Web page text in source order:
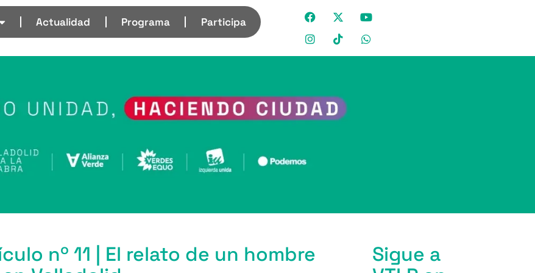
Actualidad Programa Participa
nº 11 | El relato de un hombre
Sigue a